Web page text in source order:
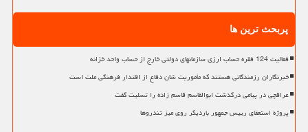
پربحث ترین ها
فعالیت 124 فقره حساب ارزی سازمانهای دولتی خارج از حساب واحد خزانه
خبرنگاران رزمندگانی هستند که مأموریت شان دفاع از اقتدار فرهنگی ملت است
عراقچی در پیامی درگذشت ابوالقاسم قاسم زاده را تسلیت گفت
پروژه استعفای رییس جمهور باردیگر روی میز تندروها